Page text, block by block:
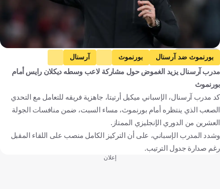
بورنموث ضد آرسنال بورنموث
آرسنال
الدوري الإنجليزي الممتاز
ميكيل آرتيتا إنجلترا
إسبانيا
كرة قدم
مدرب آرسنال يزيد الغموض حول مشاركة لاعب وسطه ديكلان رايس أمام
بورنموث
كد مدرب آرسنال، الإسباني ميكيل أرتيتا، جاهزية فريقه للتعامل مع التحدي
الصعب الذي ينتظره أمام بورنموث، مساء السبت، ضمن منافسات الجولة
العشرين من الدوري الإنجليزي الممتاز.
وشدد المدرب الإسباني، على أن التركيز الكامل منصب على اللقاء المقبل
رغم صدارة جدول الترتيب.
إعلان